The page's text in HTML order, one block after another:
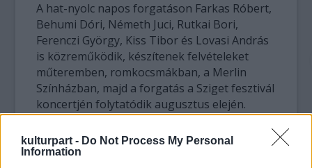
kulturpart - Do Not Process My Personal
Information
A hat-nyolc napos forgatáson Farkas Róbert,
Behumi Dóri, Németh Juci, Rutkai Bori,
Ferenczi György, Kiss Tibor és Lovasi András
is közreműködik, készítenek felvételeket
műteremben, romkocsmákban, a Merlin
Színházban, majd a forgatás a Sziget fesztivál
koncertjén folytatódik augusztus elején.
A Budapest Bár című filmet a Cameofilm
gyártja, producere Csáky Attila,